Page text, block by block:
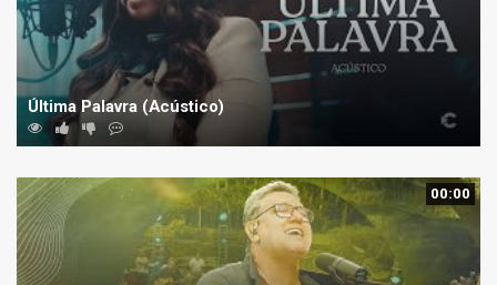
Última Palavra (Acústico)
00:00